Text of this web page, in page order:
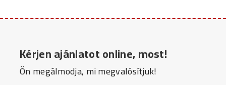
Kérjen ajánlatot online, most!
Ön megálmodja, mi megvalósítjuk!